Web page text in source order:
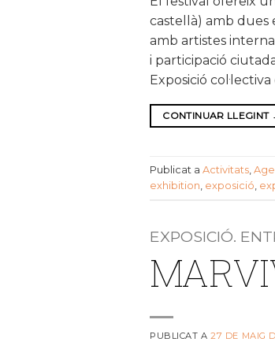
castellà) amb dues
amb artistes
i participació
Exposició
CONTINUAR LLEGINT
Publicat a Activitats
exhibition exposició
EXPOSICIÓ.
PUBLICAT A27 DE MAIG